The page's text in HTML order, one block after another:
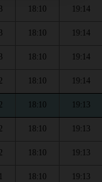
18:10 19:14
18:10 19:14
18:10 19:14
18:10 19:14
18:10 19:13
18:10 19:13
18:10 19:13
18:10 19:13